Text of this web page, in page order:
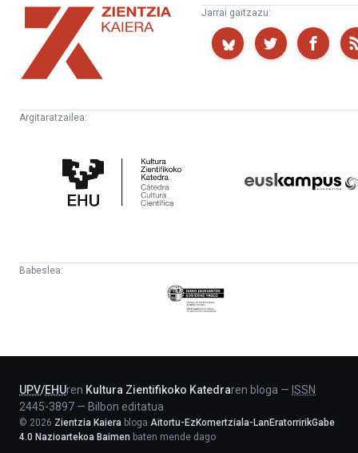
Zientzia
Kaiera
Jarrai gaitzazu:
Argitaratzailea:
Zientifikoko
Katedra
Babeslea:
Eusko
Jaurlaritza
UPV/EHUren Kultura Zientifikoko Katedraren bloga — ISSN
2445-3897 — Bilbon editatua
© 2026 Zientzia Kaiera bloga Aitortu-EzKomertziala-LanEratorririkGabe
4.0 Nazioartekoa Baimen baten mende dago